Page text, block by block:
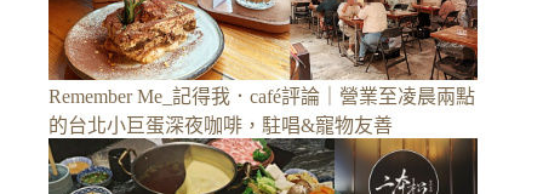
Remember Me_記得我．café評論｜營業至凌晨兩點
的台北小巨蛋深夜咖啡，駐唱&寵物友善